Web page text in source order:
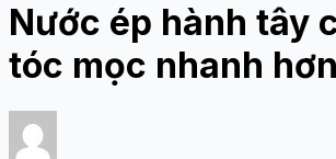
Nước ép hành tây
tóc mọc nhanh